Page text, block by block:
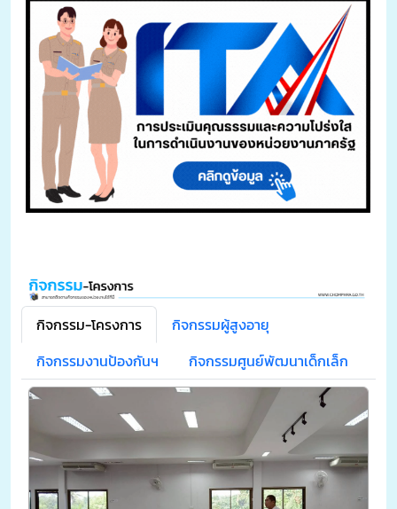
กิจกรรม-โครงการ
กิจกรรมผู้สูงอายุ
กิจกรรมงานป้องกันฯ
กิจกรรมศูนย์พัฒนาเด็กเล็ก